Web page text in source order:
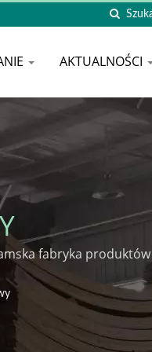
AKTUALNOŚCI
fabryka